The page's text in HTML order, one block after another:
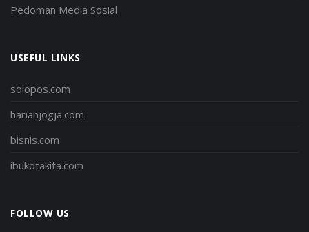
Pedoman Media Sosial
USEFUL LINKS
solopos.com
harianjogja.com
bisnis.com
ibukotakita.com
FOLLOW US